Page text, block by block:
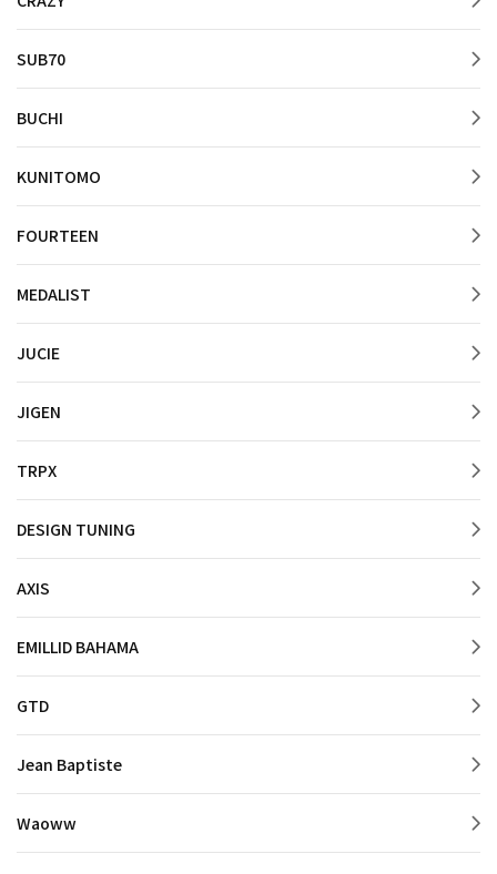
SUB70
BUCHI
KUNITOMO
FOURTEEN
MEDALIST
JUCIE
JIGEN
TRPX
DESIGN TUNING
AXIS
EMILLID BAHAMA
GTD
Jean Baptiste
Waoww